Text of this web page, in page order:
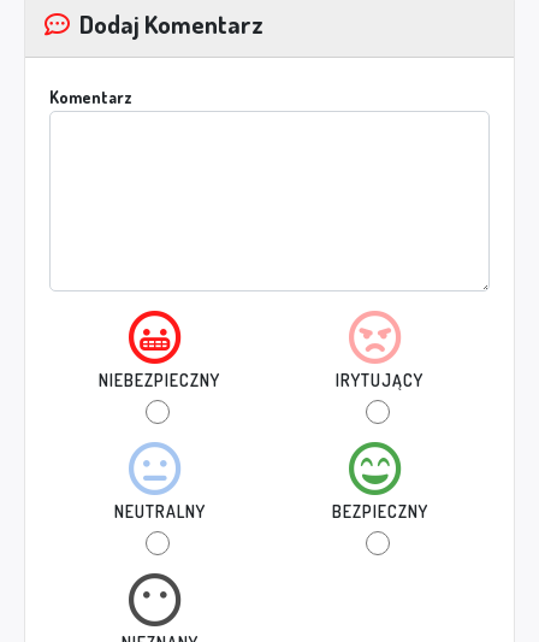
Dodaj Komentarz
Komentarz
NIEBEZPIECZNY IRYTUJĄCY
NEUTRALNY BEZPIECZNY